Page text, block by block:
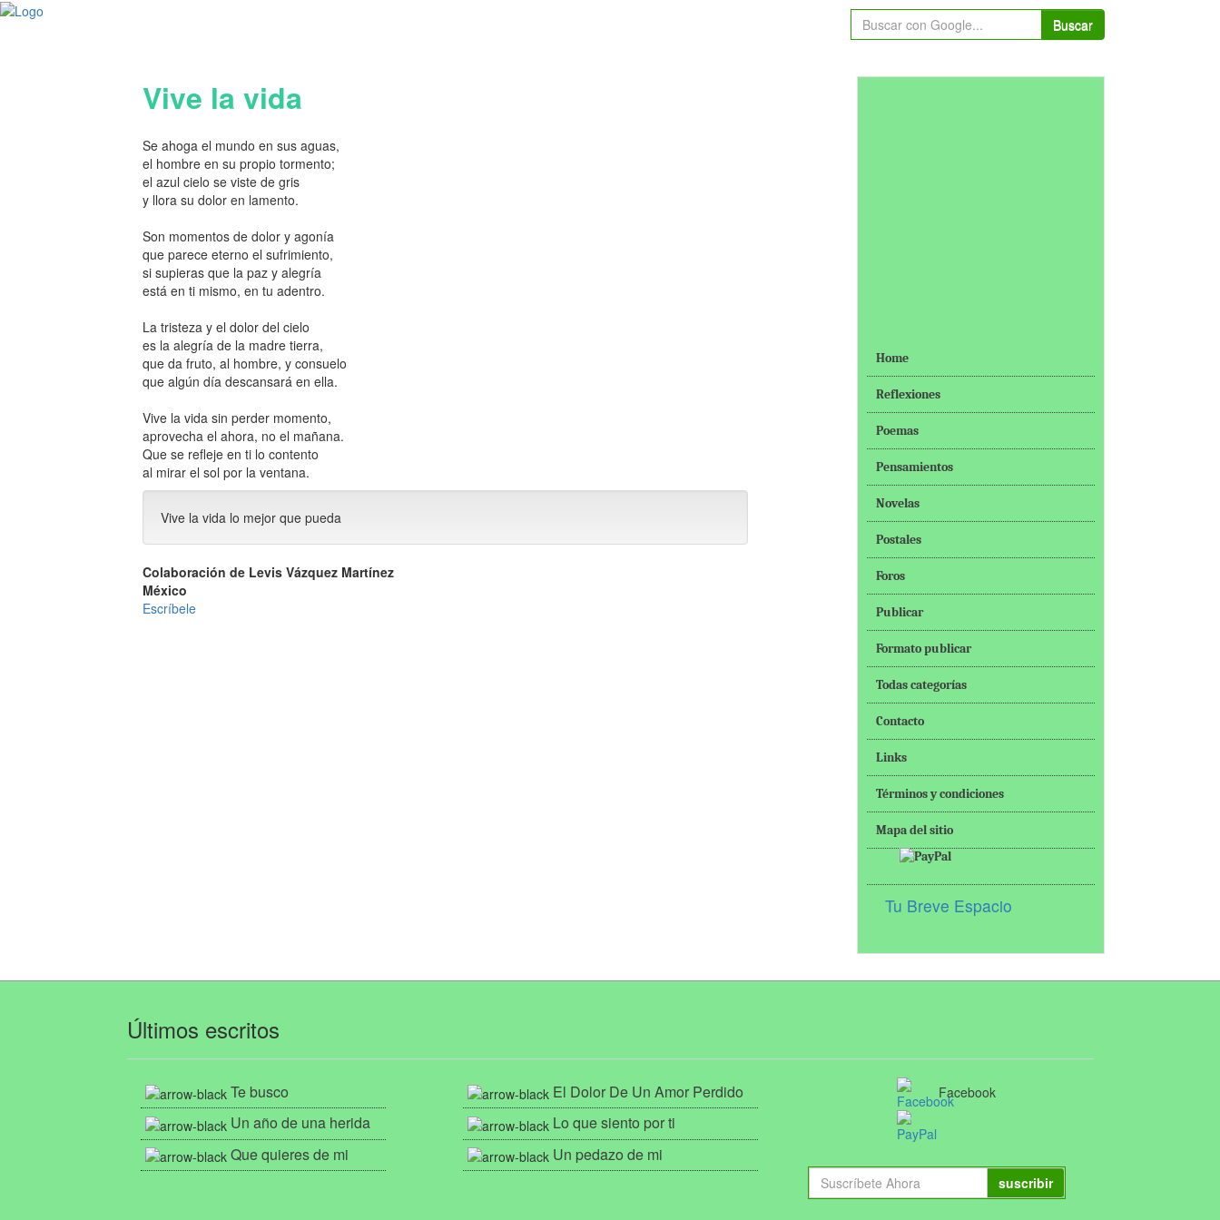
Buscar
Vive la vida
Se ahoga el mundo en sus aguas,
el hombre en su propio tormento;
el azul cielo se viste de gris
y llora su dolor en lamento.
Son momentos de dolor y agonía
que parece eterno el sufrimiento,
si supieras que la paz y alegría
está en ti mismo, en tu adentro.
La tristeza y el dolor del cielo
es la alegría de la madre tierra,
que da fruto, al hombre, y consuelo
que algún día descansará en ella.
Vive la vida sin perder momento,
aprovecha el ahora, no el mañana.
Que se refleje en ti lo contento
al mirar el sol por la ventana.
Vive la vida lo mejor que pueda
Colaboración de Levis Vázquez Martínez
México
Escríbele
Home
Reflexiones
Poemas
Pensamientos
Novelas
Postales
Foros
Publicar
Formato publicar
Todas categorías
Contacto
Links
Términos y condiciones
Mapa del sitio
Tu Breve Espacio
Últimos escritos
Te busco
Un año de una herida
Que quieres de mi
El Dolor De Un Amor Perdido
Lo que siento por ti
Un pedazo de mi
Facebook
suscribir